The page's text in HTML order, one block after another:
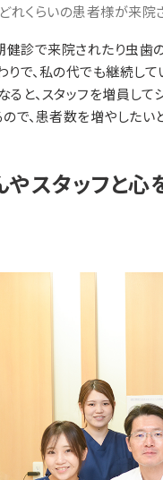
れくらいの患者様が来院
健診で来院されたり虫歯
りで、私の代でも継続し
ると、スタッフを増員し
ので、患者数を増やした
やスタッフと